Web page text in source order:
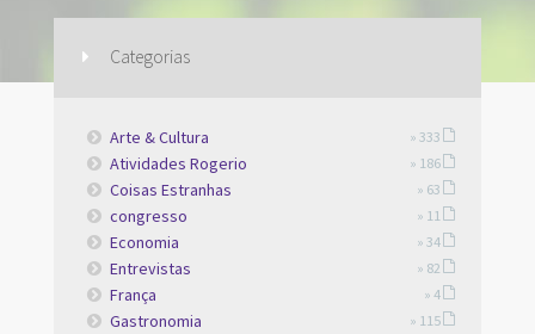
Categorias
Arte & Cultura » 333
Atividades Rogerio » 186
Coisas Estranhas » 63
congresso » 11
Economia » 34
Entrevistas » 82
França » 4
Gastronomia » 115